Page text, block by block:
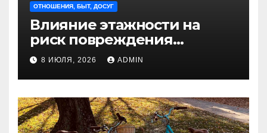
ОТНОШЕНИЯ, БЫТ, ДОСУГ
Влияние этажности на
риск повреждения
недвижимости
8 ИЮЛЯ, 2026 ADMIN